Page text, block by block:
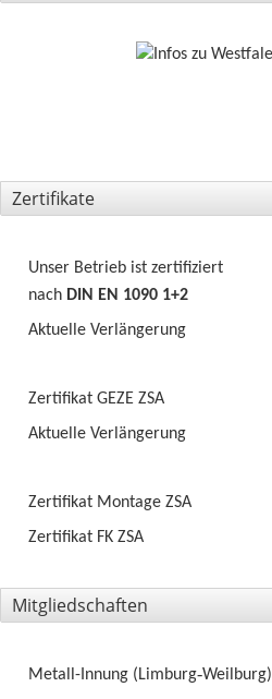
Zertifikate
Unser Betrieb ist zertifiziert
nach DIN EN 1090 1+2
Aktuelle Verlängerung
Zertifikat GEZE ZSA
Aktuelle Verlängerung
Zertifikat Montage ZSA
Zertifikat FK ZSA
Mitgliedschaften
Metall-Innung (Limburg‑Weilburg)